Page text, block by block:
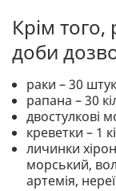
Крім
доби
раки – 30
рапана – 30
двостулкові
креветки – 1
личинки
морський,
артемія,